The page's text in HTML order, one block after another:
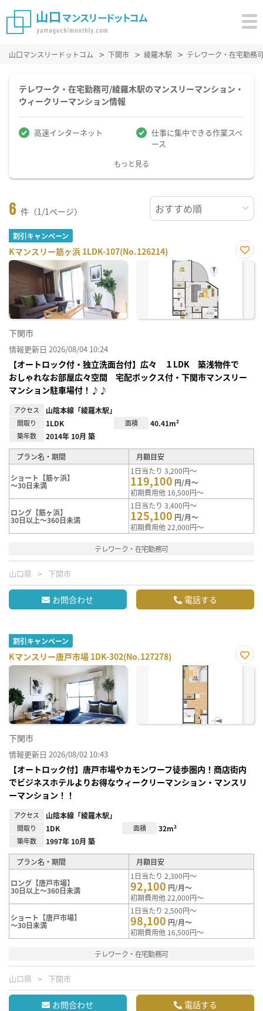
山口マンスリードットコム 下関市 綾羅木駅 テレワーク・在宅勤務
テレワーク・在宅勤務可/綾羅木駅のマンスリーマンション・
ウィークリーマンション情報
高速インターネット
仕事に集中できる作業スペ
ース
もっと見る
6 件（1/1ページ）
割引キャンペーン
Kマンスリー筋ヶ浜 1LDK-107(No.126214)
お気
下関市
情報更新日 2026/08/04 10:24
【オートロック付・独立洗面台付】広々 １LDK 築浅物件で
おしゃれなお部屋広々空間 宅配ボックス付・下関市マンスリー
マンション駐車場付！♪♪
アクセス 山陰本線「綾羅木駅」
間取り 1LDK 面積 40.41m²
築年数 2014年 10月 築
プラン名・期間 月額目安
ショート【筋ヶ浜】
～30日未満
1日当たり 3,200円～
119,100 円/月～
初期費用他 16,500円～
ロング【筋ヶ浜】
30日以上～360日未満
1日当たり 3,400円～
125,100 円/月～
初期費用他 22,000円～
テレワーク・在宅勤務可
山口県 下関市
お問合わせ 電話する
割引キャンペーン
Kマンスリー唐戸市場 1DK-302(No.127278)
お気
下関市
情報更新日 2026/08/02 10:43
【オートロック付】唐戸市場やカモンワーフ徒歩圏内！商店街内
でビジネスホテルよりお得なウィークリーマンション・マンスリ
ーマンション！！
アクセス 山陰本線「綾羅木駅」
間取り 1DK 面積 32m²
築年数 1997年 10月 築
プラン名・期間 月額目安
ロング【唐戸市場】
30日以上～360日未満
1日当たり 2,300円～
92,100 円/月～
初期費用他 22,000円～
ショート【唐戸市場】
～30日未満
1日当たり 2,500円～
98,100 円/月～
初期費用他 16,500円～
テレワーク・在宅勤務可
山口県 下関市
お問合わせ 電話する